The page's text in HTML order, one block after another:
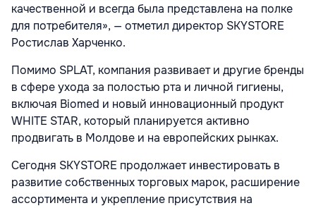
качественной и всегда была представлена на полке
для потребителя», — отметил директор SKYSTORE
Ростислав Харченко.
Помимо SPLAT, компания развивает и другие бренды
в сфере ухода за полостью рта и личной гигиены,
включая Biomed и новый инновационный продукт
WHITE STAR, который планируется активно
продвигать в Молдове и на европейских рынках.
Сегодня SKYSTORE продолжает инвестировать в
развитие собственных торговых марок, расширение
ассортимента и укрепление присутствия на